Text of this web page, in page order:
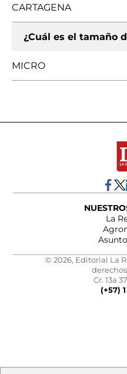
CARTAGENA
¿Cuál es el tamaño
MICRO
La
© 2026, Editorial La
Cr. 13a
(+57)